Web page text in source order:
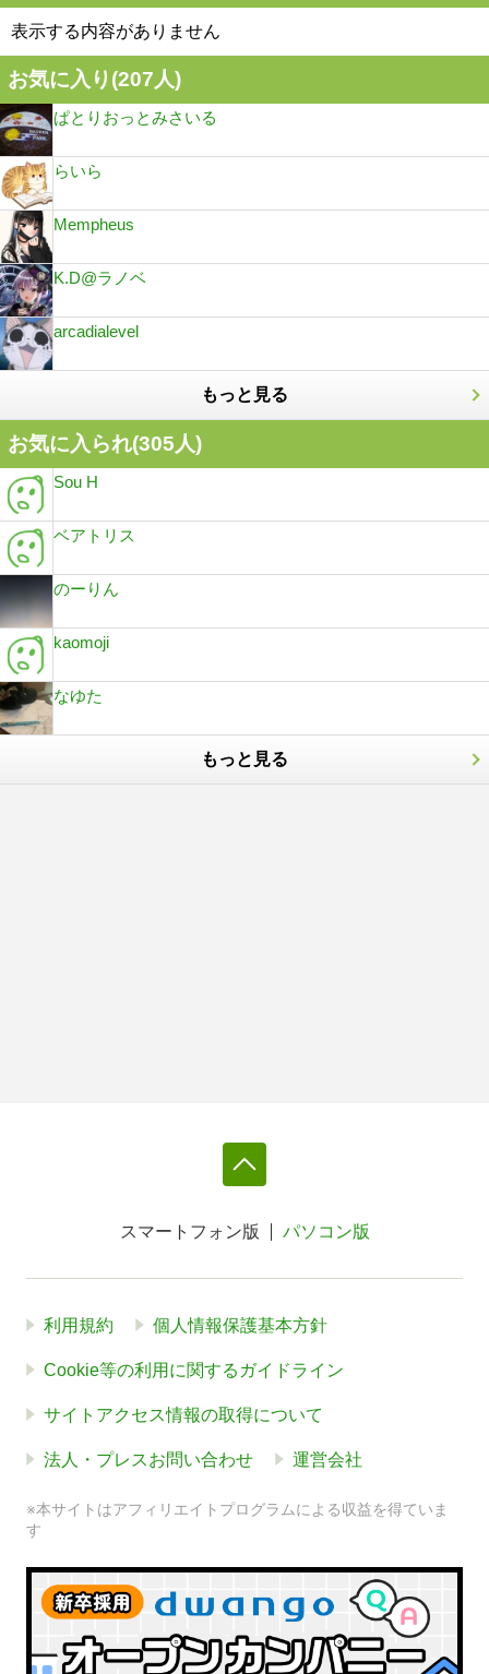
表示する内容がありません
お気に入り(207人)
ぱとりおっとみさいる
らいら
Mempheus
K.D@ラノベ
arcadialevel
もっと見る
お気に入られ(305人)
Sou H
ベアトリス
のーりん
kaomoji
なゆた
もっと見る
スマートフォン版 パソコン版
利用規約 個人情報保護基本方針
Cookie等の利用に関するガイドライン
サイトアクセス情報の取得について
法人・プレスお問い合わせ 運営会社
※本サイトはアフィリエイトプログラムによる収益を得ていま
す